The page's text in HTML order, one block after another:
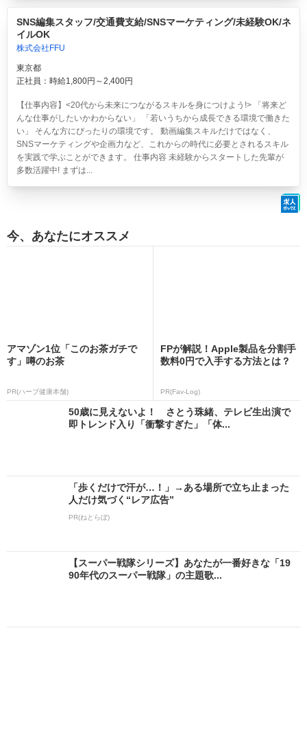
SNS編集スタッフ/交通費支給/SNSマーケティング/未経験OK/ネ
イルOK
株式会社FFU
東京都
正社員：時給1,800円～2,400円
【仕事内容】<20代から未来につながるスキルを身につけよう!> 「将来ど
んな仕事がしたいかわからない」 「若いうちから成長できる環境で働きた
い」 そんな方にぴったりの環境です。 動画編集スキルだけではなく、
SNSマーケティングや企画力など、これからの時代に必要とされるスキル
を実践で学ぶことができます。 仕事内容 未経験からスタートした先輩が
多数活躍中! まずは...
今、あなたにオススメ
アマゾン1位「このお茶ガチで
す」噂のお茶
PR(ハーブ健康本舗)
FPが解説！Apple製品を分割手
数料0円で入手する方法とは？
PR(Fav-Log)
50歳に見えないよ！ さとう珠緒、テレビ生出演で
即トレンド入り「衝撃すぎた」「体...
「歩くだけで汗が…！」→ある場所で立ち止まった
人だけ気づく“レア広告”
PR(ねとらぼ)
【スーパー戦隊シリーズ】あなたが一番好きな「19
90年代のスーパー戦隊」の主題歌...